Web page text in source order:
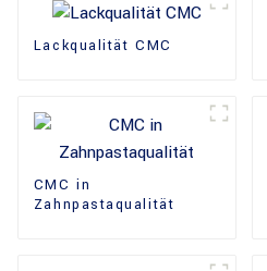
Lackqualität CMC
CMC in
Zahnpastaqualität